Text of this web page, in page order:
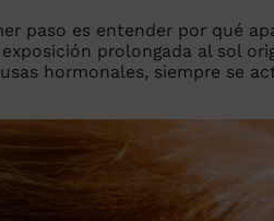
paso es entender por qué
exposición prolongada al sol
hormonales, siempre se